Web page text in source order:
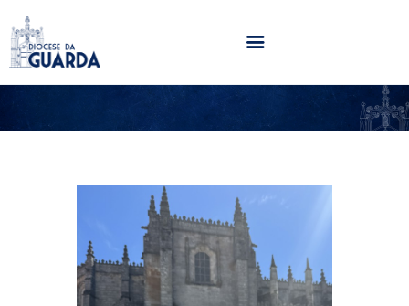
HOME
PARÓQUIAS
NOTÍCIAS
AGENDA
MULTIMÉDIA